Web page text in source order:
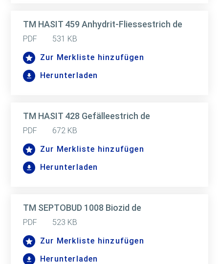
TM HASIT 459 Anhydrit-Fliessestrich de
PDF
531 KB
Zur Merkliste hinzufügen
Herunterladen
TM HASIT 428 Gefälleestrich de
PDF
672 KB
Zur Merkliste hinzufügen
Herunterladen
TM SEPTOBUD 1008 Biozid de
PDF
523 KB
Zur Merkliste hinzufügen
Herunterladen